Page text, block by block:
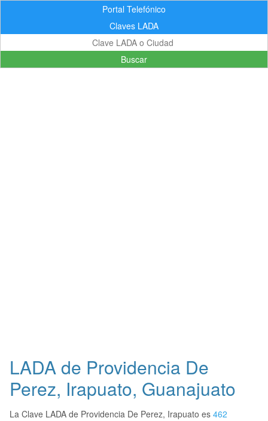
Portal Telefónico
Claves LADA
Buscar
LADA de Providencia De
Perez, Irapuato, Guanajuato
La Clave LADA de Providencia De Perez, Irapuato es 462